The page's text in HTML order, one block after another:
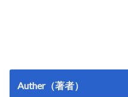
Auther（著者）